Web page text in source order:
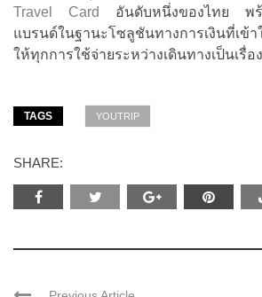
Travel Card
อันดับหนึ่งของไทย พร้
แบรนด์ในฐานะโซลูชันทางการเงินที่เข้
ให้ทุกการใช้จ่ายระหว่างเดินทางเป็นเรื่อ
TAGS YOUTRIP
SHARE: